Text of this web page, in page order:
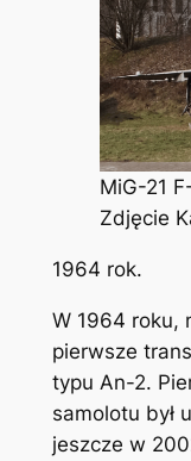
MiG-21
Zdjęcie
1964 rok.
W 1964 roku,
pierwsze
typu An-2.
samolotu był
jeszcze w